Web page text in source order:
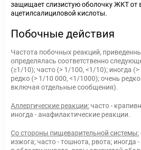
защищает слизистую оболочку ЖКТ от
ацетилсалициловой кислоты.
Побочные действия
Частота побочных реакций,
определялась соответственно
(≥1/10); часто (> 1/100, <1/10); иногда
редко (> 1/10 000, <1/1000); очень
включая отдельные сообщения).
Аллергические реакции:часто -
иногда - анафилактические реакции.
Со стороны пищеварительной системы:
изжога; часто - тошнота, рвота;